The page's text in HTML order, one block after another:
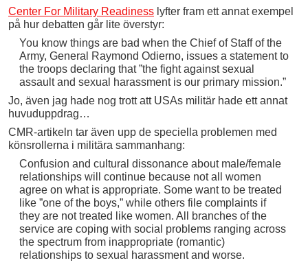
Center For Military Readiness lyfter fram ett annat exempel
på hur debatten går lite överstyr:
You know things are bad when the Chief of Staff of the
Army, General Raymond Odierno, issues a statement to
the troops declaring that ”the fight against sexual
assault and sexual harassment is our primary mission.”
Jo, även jag hade nog trott att USAs militär hade ett annat
huvuduppdrag…
CMR-artikeln tar även upp de speciella problemen med
könsrollerna i militära sammanhang:
Confusion and cultural dissonance about male/female
relationships will continue because not all women
agree on what is appropriate. Some want to be treated
like ”one of the boys,” while others file complaints if
they are not treated like women. All branches of the
service are coping with social problems ranging across
the spectrum from inappropriate (romantic)
relationships to sexual harassment and worse.